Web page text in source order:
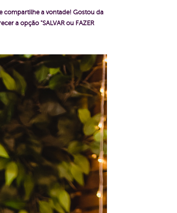
compartilhe a vontade! Gostou da
a opção "SALVAR ou FAZER